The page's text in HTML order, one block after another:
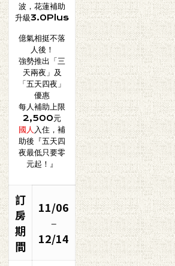
波，花蓮補助
升級3.0Plus
億氣相挺不落
人後！
強勢推出「三
天兩夜」及
「五天四夜」
優惠
每人補助上限
2,500元
國人 入住 ，補
助後『五天四
夜最低只要零
元起！』
訂
房
期
間
11/06
–
12/14